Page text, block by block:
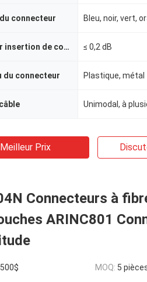
connecteur Bleu, noir, vert,
Perte par insertion de connecteur ≤ 0,2 dB
du connecteur Plastique, métal
Meilleur Prix
Connecteurs à
ARINC801
MOQ: 5